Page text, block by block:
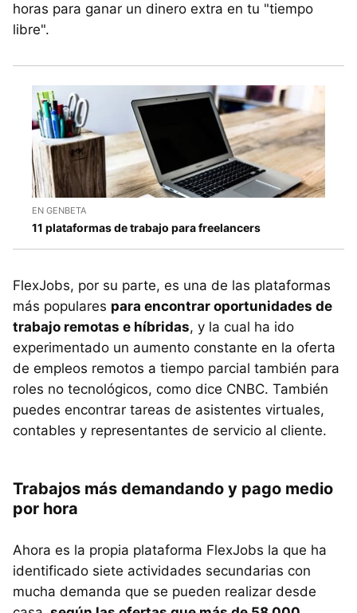
horas para ganar un dinero extra en tu "tiempo
libre".
EN GENBETA
11 plataformas de trabajo para freelancers
FlexJobs, por su parte, es una de las plataformas
más populares para encontrar oportunidades de
trabajo remotas e híbridas, y la cual ha ido
experimentado un aumento constante en la oferta
de empleos remotos a tiempo parcial también para
roles no tecnológicos, como dice CNBC. También
puedes encontrar tareas de asistentes virtuales,
contables y representantes de servicio al cliente.
Trabajos más demandando y pago medio
por hora
Ahora es la propia plataforma FlexJobs la que ha
identificado siete actividades secundarias con
mucha demanda que se pueden realizar desde